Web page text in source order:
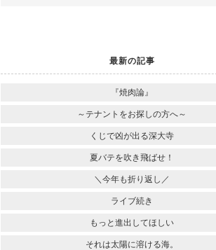
最新の記事
『焼肉論』
～テナントをお探しの方へ～
くじで凶が出る深大寺
夏バテを吹き飛ばせ！
＼今年も折り返し／
ライブ続き
もっと進出してほしい
それは太陽に溶ける海。